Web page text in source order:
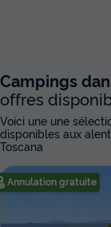
Campings
offres
Voici une une
disponibles aux
Toscana
Annulation gratuite